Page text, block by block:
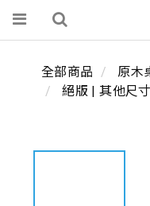
全部商品
原木
絕版 | 其他尺寸